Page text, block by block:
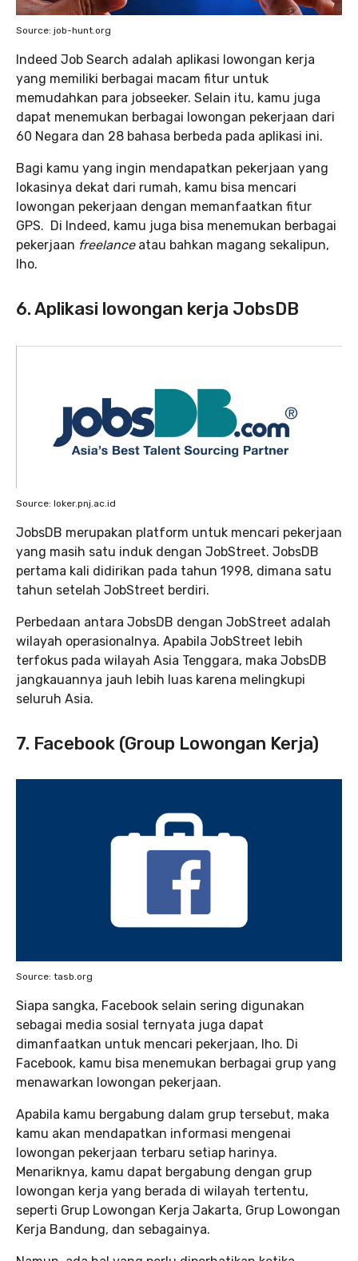
Source: job-hunt.org
Indeed Job Search adalah aplikasi lowongan kerja
yang memiliki berbagai macam fitur untuk
memudahkan para jobseeker. Selain itu, kamu juga
dapat menemukan berbagai lowongan pekerjaan dari
60 Negara dan 28 bahasa berbeda pada aplikasi ini.
Bagi kamu yang ingin mendapatkan pekerjaan yang
lokasinya dekat dari rumah, kamu bisa mencari
lowongan pekerjaan dengan memanfaatkan fitur
GPS. Di Indeed, kamu juga bisa menemukan berbagai
pekerjaan freelanceatau bahkan magang sekalipun,
lho.
6. Aplikasi lowongan kerja JobsDB
Source: loker.pnj.ac.id
JobsDB merupakan platform untuk mencari pekerjaan
yang masih satu induk dengan JobStreet. JobsDB
pertama kali didirikan pada tahun 1998, dimana satu
tahun setelah JobStreet berdiri.
Perbedaan antara JobsDB dengan JobStreet adalah
wilayah operasionalnya. Apabila JobStreet lebih
terfokus pada wilayah Asia Tenggara, maka JobsDB
jangkauannya jauh lebih luas karena melingkupi
seluruh Asia.
7. Facebook (Group Lowongan Kerja)
Source: tasb.org
Siapa sangka, Facebook selain sering digunakan
sebagai media sosial ternyata juga dapat
dimanfaatkan untuk mencari pekerjaan, lho. Di
Facebook, kamu bisa menemukan berbagai grup yang
menawarkan lowongan pekerjaan.
Apabila kamu bergabung dalam grup tersebut, maka
kamu akan mendapatkan informasi mengenai
lowongan pekerjaan terbaru setiap harinya.
Menariknya, kamu dapat bergabung dengan grup
lowongan kerja yang berada di wilayah tertentu,
seperti Grup Lowongan Kerja Jakarta, Grup Lowongan
Kerja Bandung, dan sebagainya.